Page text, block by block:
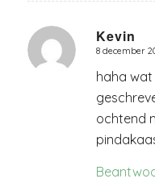
Kevin
zegt:
8 december
haha wat
ochtend